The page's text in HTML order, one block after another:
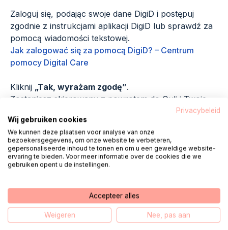
Zaloguj się, podając swoje dane DigiD i postępuj
zgodnie z instrukcjami aplikacji DigiD lub sprawdź za
pomocą wiadomości tekstowej.
Jak zalogować się za pomocą DigiD? – Centrum
pomocy Digital Care
Kliknij „Tak, wyrażam zgodę”.
Zostaniesz skierowany z powrotem do Quli i Twoje
dane odpowiedniego podmiotu świadczącego opiekę
zdrowotną staną się widoczne.
Kontakt
koledzy stoimyw każdy dzień roboczy
w godzinach 08:00 - 18:00Gotowy na
Ciebie.
Privacybeleid
Wij gebruiken cookies
We kunnen deze plaatsen voor analyse van onze
bezoekersgegevens, om onze website te verbeteren,
gepersonaliseerde inhoud te tonen en om u een geweldige website-
ervaring te bieden. Voor meer informatie over de cookies die we
gebruiken opent u de instellingen.
Accepteer alles
Weigeren Nee, pas aan